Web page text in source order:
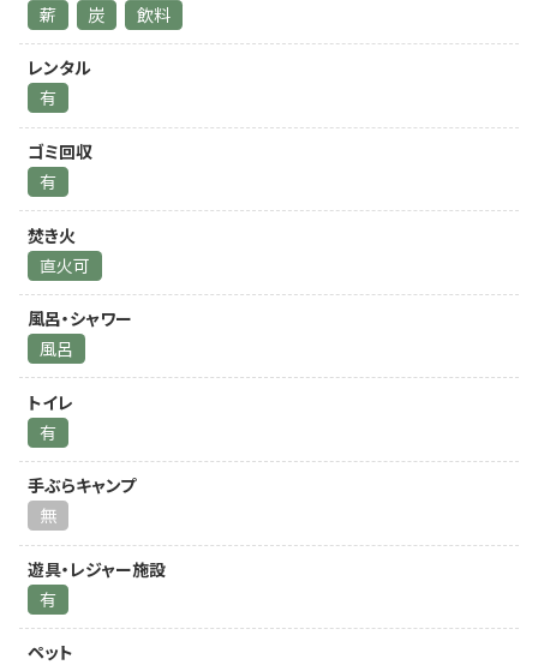
薪
炭 飲料
レンタル
有
ゴミ回収
有
焚き火
直火可
風呂・シャワー
風呂
トイレ
有
手ぶらキャンプ
無
遊具・レジャー施設
有
ペット